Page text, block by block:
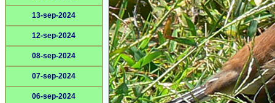
13-sep-2024
12-sep-2024
08-sep-2024
07-sep-2024
06-sep-2024